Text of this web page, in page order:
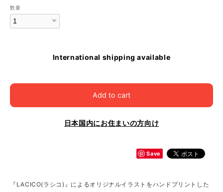
数量
International shipping available
Add to cart
日本国内にお住まいの方向け
Save
『LACICO(ラシコ)』によるオリジナルイラストをハンドプリントした